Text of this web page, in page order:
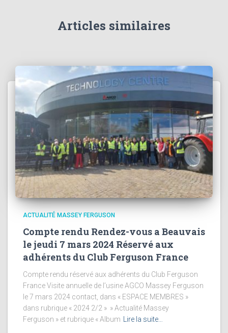
Articles similaires
ACTUALITÉ MASSEY FERGUSON
Compte rendu Rendez-vous a Beauvais
le jeudi 7 mars 2024 Réservé aux
adhérents du Club Ferguson France
Compte rendu réservé aux adhérents du Club Ferguson
France Visite annuelle de l’usine AGCO Massey Ferguson
le 7 mars 2024 contact, dans « ESPACE MEMBRES »
dans rubrique « 2024 2/2 » » Actualité Massey
Ferguson » et rubrique « Album
Lire la suite…